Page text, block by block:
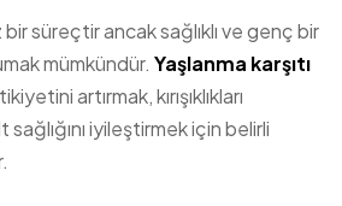
bir süreçtir ancak sağlıklı ve genç bir
mümkündür. Yaşlanma karşıtı
artırmak, kırışıklıkları
iyileştirmek için belirli